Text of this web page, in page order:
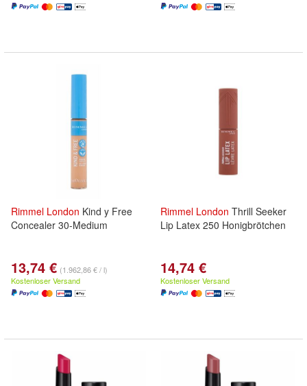
Rimmel London Kind y Free
Concealer 30-Medium
13,74 € (1.962,86 € / l)
Kostenloser Versand
Rimmel London Thrill Seeker
Lip Latex 250 Honigbrötchen
14,74 €
Kostenloser Versand